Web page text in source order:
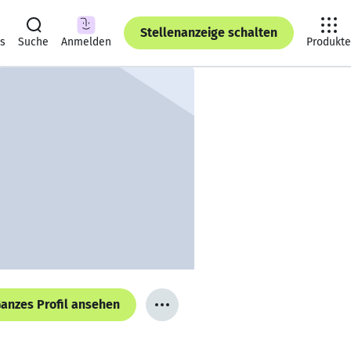
Suche Anmelden
Stellenanzeige schalten
Produkte
Profil ansehen